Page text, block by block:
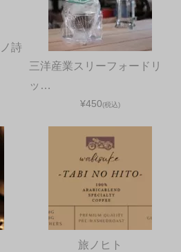
詩
三洋産業スリーフォードリ
ッ…
¥450(税込)
旅ノヒト